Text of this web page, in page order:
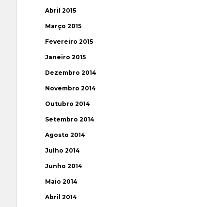
Abril 2015
Março 2015
Fevereiro 2015
Janeiro 2015
Dezembro 2014
Novembro 2014
Outubro 2014
Setembro 2014
Agosto 2014
Julho 2014
Junho 2014
Maio 2014
Abril 2014